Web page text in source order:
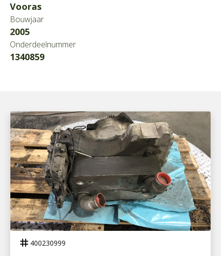
Vooras
Bouwjaar
2005
Onderdeelnummer
1340859
400230999
VOITH R115H RETARDER MB G211-16
tag 400230999